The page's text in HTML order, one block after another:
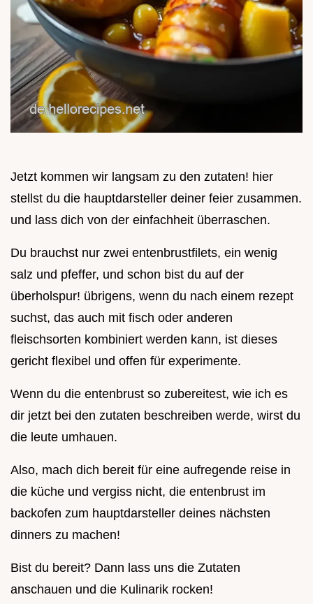
Jetzt kommen wir langsam zu den zutaten! hier
stellst du die hauptdarsteller deiner feier zusammen.
und lass dich von der einfachheit überraschen.
Du brauchst nur zwei entenbrustfilets, ein wenig
salz und pfeffer, und schon bist du auf der
überholspur! übrigens, wenn du nach einem rezept
suchst, das auch mit fisch oder anderen
fleischsorten kombiniert werden kann, ist dieses
gericht flexibel und offen für experimente.
Wenn du die entenbrust so zubereitest, wie ich es
dir jetzt bei den zutaten beschreiben werde, wirst du
die leute umhauen.
Also, mach dich bereit für eine aufregende reise in
die küche und vergiss nicht, die entenbrust im
backofen zum hauptdarsteller deines nächsten
dinners zu machen!
Bist du bereit? Dann lass uns die Zutaten
anschauen und die Kulinarik rocken!